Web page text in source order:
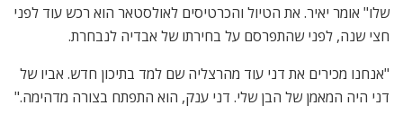
שלו" אומר יאיר. את הטיול והכרטיסים לאולסטאר הוא רכש עוד לפני
חצי שנה, לפני שהתפרסם על בחירתו של אבדיה לנבחרת.
"אנחנו מכירים את דני עוד מהרצליה שם למד בתיכון חדש. אביו של
דני היה המאמן של הבן שלי. דני ענק, הוא התפתח בצורה מדהימה."